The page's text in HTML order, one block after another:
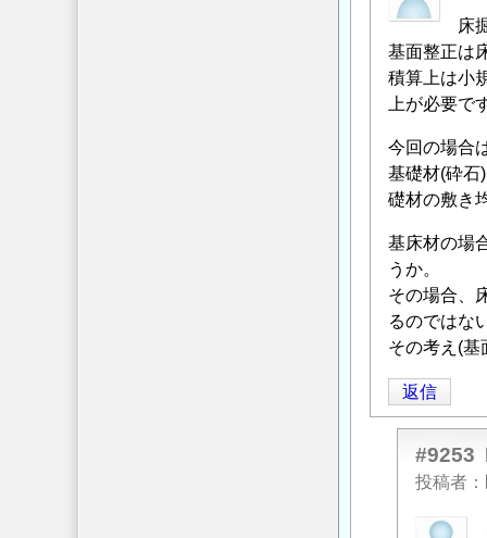
床
基面整正は
積算上は小
上が必要で
今回の場合
基礎材(砕石
礎材の敷き
基床材の場
うか。
その場合、
るのではな
その考え(基
返信
#9253
投稿者
匿